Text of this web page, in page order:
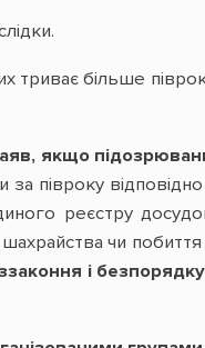
триває більше
якщо
за півроку
реєстру
чи побиття
і